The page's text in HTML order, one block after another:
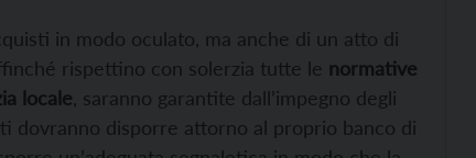
in modo oculato, ma anche di un atto di
rispettino con solerzia tutte le normative
locale , saranno garantite dall’impegno degli
dovranno disporre attorno al proprio banco di